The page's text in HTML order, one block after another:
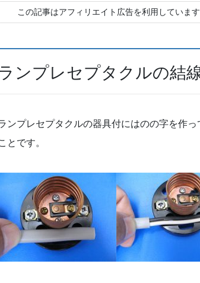
この記事はアフィリエイト広告を利用しています
ランプレセプタクルの結
ンプレセプタクルの器具付にはのの字を作っ
とです。